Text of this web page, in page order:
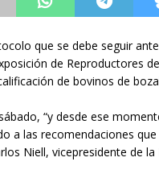
que se debe seguir
de Reproductores
de bovinos de
“y desde ese
a las recomendaciones
Niell, vicepresidente de